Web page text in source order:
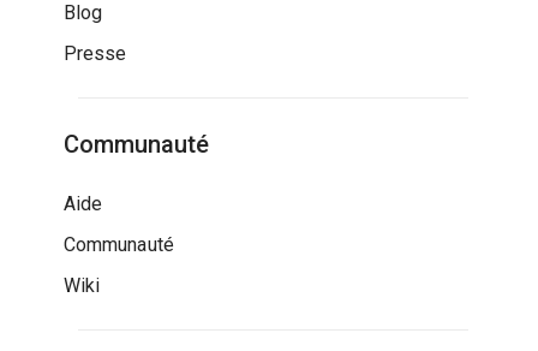
Blog
Presse
Communauté
Aide
Communauté
Wiki